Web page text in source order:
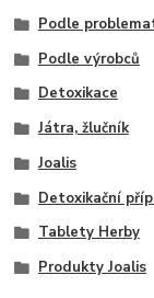
Podle
Podle výrobců
Detoxikace
Játra, žlučník
Joalis
Detoxikační
Tablety Herby
Produkty Joalis